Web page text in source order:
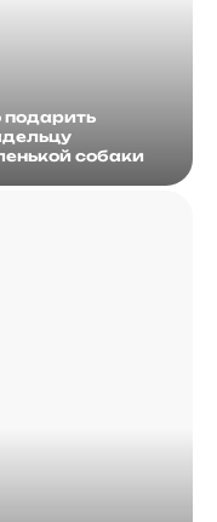
подарить
собаки